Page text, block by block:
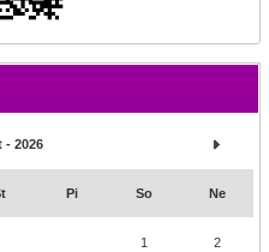
- 2026
Pi So Ne
1 2